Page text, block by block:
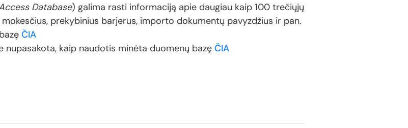
Database) galima rasti informaciją apie daugiau kaip 100 trečiųjų
prekybinius barjerus, importo dokumentų pavyzdžius ir pan.
ČIA
nupasakota, kaip naudotis minėta duomenų bazę ČIA